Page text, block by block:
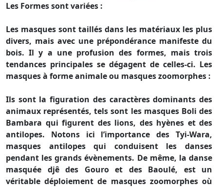
Les Formes sont variées :
Les masques sont taillés dans les matériaux les plus
divers, mais avec une prépondérance manifeste du
bois. Il y a une profusion des formes, mais trois
tendances principales se dégagent de celles-ci. Les
masques à forme animale ou masques zoomorphes :
Ils sont la figuration des caractères dominants des
animaux représentés, tels sont les masques Boli des
Bambara qui figurent des lions, des hyènes et des
antilopes. Notons ici l’importance des Tyi-Wara,
masques antilopes qui conduisent les danses
pendant les grands évènements. De même, la danse
masquée djê des Gouro et des Baoulé, est un
véritable déploiement de masques zoomorphes où